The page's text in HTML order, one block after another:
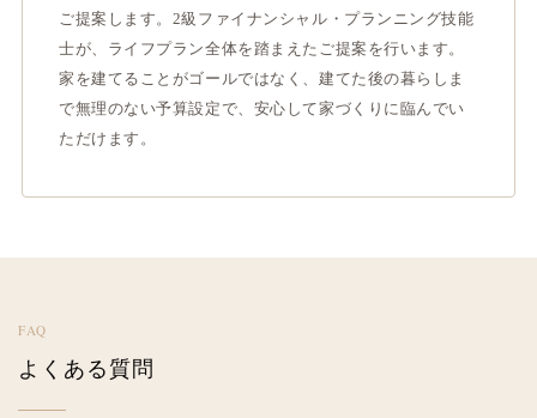
ご提案します。2級ファイナンシャル・プランニング技能
士が、ライフプラン全体を踏まえたご提案を行います。
家を建てることがゴールではなく、建てた後の暮らしま
で無理のない予算設定で、安心して家づくりに臨んでい
ただけます。
FAQ
よくある質問